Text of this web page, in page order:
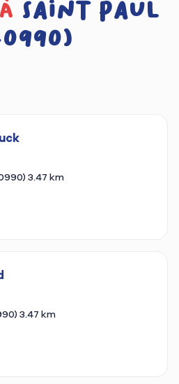
Saint Paul
3.47 km
3.47 km